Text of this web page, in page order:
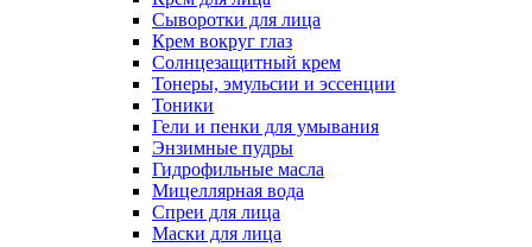
Сыворотки для лица
Крем вокруг глаз
Солнцезащитный крем
Тонеры, эмульсии и эссенции
Тоники
Гели и пенки для умывания
Энзимные пудры
Гидрофильные масла
Мицеллярная вода
Спреи для лица
Маски для лица